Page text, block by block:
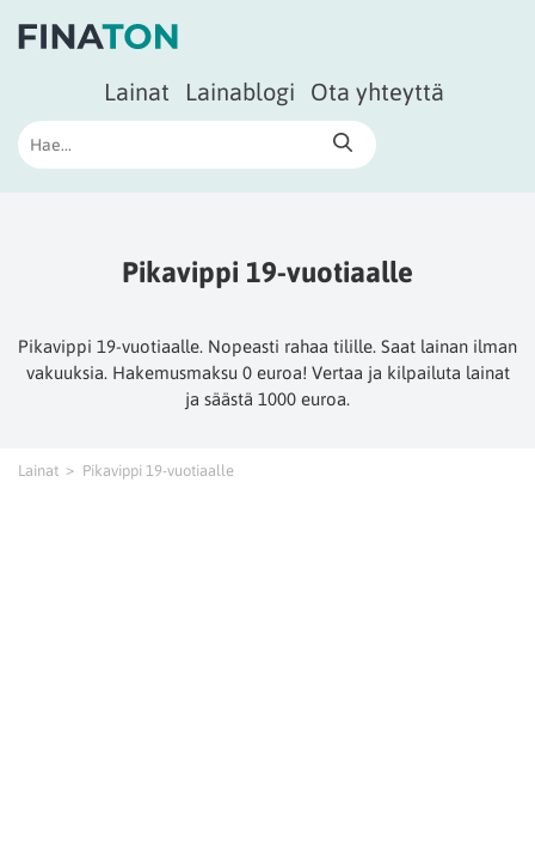
Lainat Lainablogi Ota yhteyttä
Pikavippi 19-vuotiaalle
Pikavippi 19-vuotiaalle. Nopeasti rahaa tilille. Saat lainan ilman
vakuuksia. Hakemusmaksu 0 euroa! Vertaa ja kilpailuta lainat
ja säästä 1000 euroa.
Lainat Pikavippi 19-vuotiaalle